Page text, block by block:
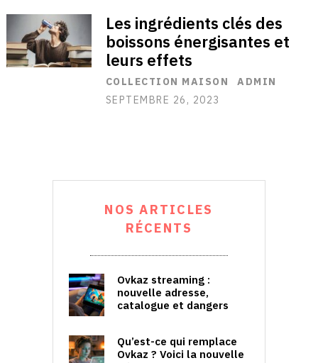
Les ingrédients clés des
boissons énergisantes et
leurs effets
COLLECTION MAISON
ADMIN
SEPTEMBRE 26, 2023
NOS ARTICLES
RÉCENTS
Ovkaz streaming :
nouvelle adresse,
catalogue et dangers
Qu’est-ce qui remplace
Ovkaz ? Voici la nouvelle